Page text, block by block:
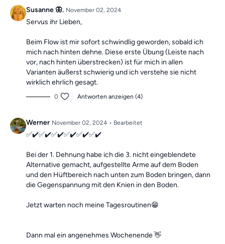
Die Übungen bilden insgesamt ein Ganzkörpertraining mit
verschiedenen Schwerpunkten und sind somit die ideale
Grundlage für einschmerzfreies, gesundes
Mach dir keine Sorgen, falls du mal einen Tag verpasst, denn die
Übungseinheiten sind unabhängig voneinander. In der Kategorie
“Vergangene Trainings des Tages”
vergangen Einheiten.
Susanne 🦋. November 02, 2024
Servus ihr Lieben,
Beim Flow ist mir sofort schwindlig geworden, sobald ich
mich nach hinten dehne. Diese erste Übung (Leiste nach
vor, nach hinten überstrecken) ist für mich in allen
Varianten äußerst schwierig und ich verstehe sie nicht
wirklich ehrlich gesagt.
0 Antworten anzeigen (4)
Werner November 02, 2024 • Bearbeitet
✅✔️✅✔️✅✔️✅✔️✅✔️✅✔️
Bei der 1. Dehnung habe ich die 3. nicht eingeblendete
Alternative gemacht, aufgestellte Arme auf dem Boden
und den Hüftbereich nach unten zum Boden bringen, dann
die Gegenspannung mit den Knien in den Boden.
Jetzt warten noch meine Tagesroutinen😁
Dann mal ein angenehmes Wochenende 👋